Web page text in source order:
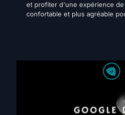
et profiter d'une expérience
confortable et plus agréable